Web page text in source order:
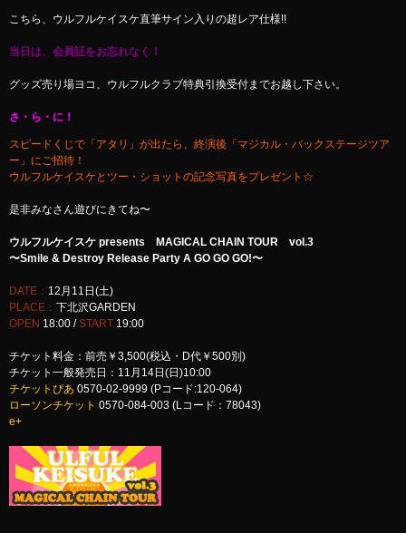
こちら、ウルフルケイスケ直筆サイン入りの超レア仕様!!
当日は、会員証をお忘れなく！
グッズ売り場ヨコ、ウルフルクラブ特典引換受付までお越し下さい。
さ・ら・に！
スピードくじで「アタリ」が出たら、終演後「マジカル・バックステージツア
ー」にご招待！
ウルフルケイスケとツー・ショットの記念写真をプレゼント☆
是非みなさん遊びにきてね〜
ウルフルケイスケ presents MAGICAL CHAIN TOUR vol.3
〜Smile & Destroy Release Party A GO GO GO!〜
DATE： 12月11日(土)
PLACE： 下北沢GARDEN
OPEN 18:00 /START 19:00
チケット料金：前売￥3,500(税込・D代￥500別)
チケット一般発売日：11月14日(日)10:00
チケットぴあ 0570-02-9999 (Pコード:120-064)
ローソンチケット 0570-084-003 (Lコード：78043)
e+